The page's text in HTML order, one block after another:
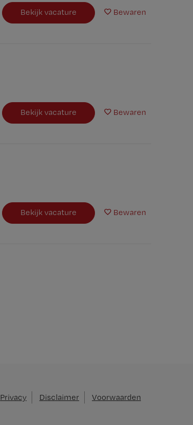
Bekijk vacature Bewaren
Bekijk vacature Bewaren
Bekijk vacature Bewaren
Privacy Disclaimer Voorwaarden